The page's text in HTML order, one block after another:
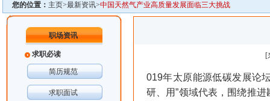
您的位置： 主页>最新资讯>中国天然气产业高质量发展面临三大挑战
职场资讯
求职必读
简历规范
求职面试
[
019年太原能源低碳发展论
研、用”领域代表，围绕推